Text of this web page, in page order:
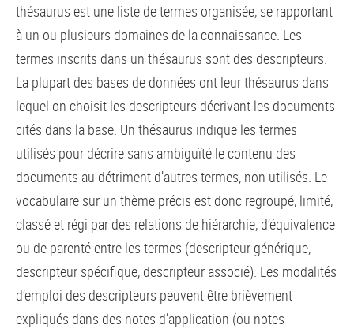
thésaurus est une liste de termes organisée, se rapportant
à un ou plusieurs domaines de la connaissance. Les
termes inscrits dans un thésaurus sont des descripteurs.
La plupart des bases de données ont leur thésaurus dans
lequel on choisit les descripteurs décrivant les documents
cités dans la base. Un thésaurus indique les termes
utilisés pour décrire sans ambiguïté le contenu des
documents au détriment d’autres termes, non utilisés. Le
vocabulaire sur un thème précis est donc regroupé, limité,
classé et régi par des relations de hiérarchie, d’équivalence
ou de parenté entre les termes (descripteur générique,
descripteur spécifique, descripteur associé). Les modalités
d’emploi des descripteurs peuvent être brièvement
expliqués dans des notes d’application (ou notes